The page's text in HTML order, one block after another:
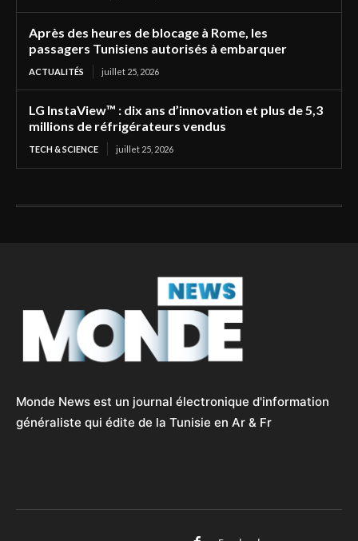
Après des heures de blocage à Rome, les
passagers Tunisiens autorisés à embarquer
ACTUALITÉS juillet 25, 2026
LG InstaView™ : dix ans d’innovation et plus de 5,3
millions de réfrigérateurs vendus
TECH & SCIENCE juillet 25, 2026
Monde News est un journal électronique d'information
généraliste qui édite de la Tunisie en Ar & Fr